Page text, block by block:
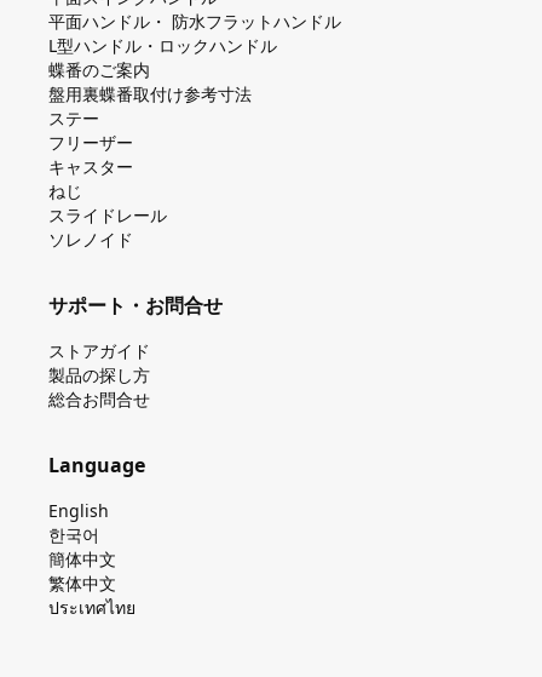
平⾯ハンドル・ 防⽔フラットハンドル
L型ハンドル・ロックハンドル
蝶番のご案内
盤⽤裏蝶番取付け参考⼨法
ステー
フリーザー
キャスター
ねじ
スライドレール
ソレノイド
サポート・お問合せ
ストアガイド
製品の探し⽅
総合お問合せ
Language
English
한국어
簡体中文
繁体中文
ประเทศไทย